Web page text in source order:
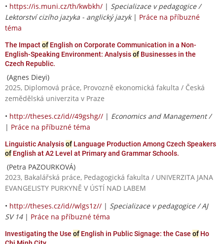
• https://is.muni.cz/th/kwbkh/ | Specializace v pedagogice /
Lektorství cizího jazyka - anglický jazyk| Práce na příbuzné
téma
The Impactof English on Corporate Communication in a Non-
English-Speaking Environment: Analysisof Businesses in the
Czech Republic.
(Agnes Dieyi)
2025, Diplomová práce, Provozně ekonomická fakulta / Česká
zemědělská univerzita v Praze
• http://theses.cz/id//49gshg// | Economics and Management /
| Práce na příbuzné téma
Linguistic Analysisof Language Production Among Czech Speakers
of English at A2 Level at Primary and Grammar Schools.
(Petra PAZOURKOVÁ)
2023, Bakalářská práce, Pedagogická fakulta / UNIVERZITA JANA
EVANGELISTY PURKYNĚ V ÚSTÍ NAD LABEM
• http://theses.cz/id//wlgs1z// | Specializace v pedagogice / AJ
SV 14| Práce na příbuzné téma
Investigating the Use of English in Public Signage: the Case of Ho